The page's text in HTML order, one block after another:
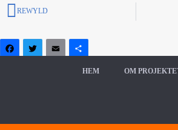
REWYLD
Facebook
Twitter
Email
Dela
HEM OM